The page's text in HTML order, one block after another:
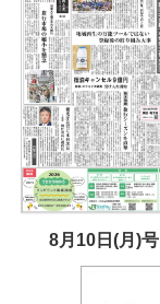
8月10日(月)号